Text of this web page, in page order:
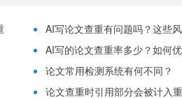
AI写论文查重有问题吗？这些
AI写的论文查重率多少？如何
论文常用检测系统有何不同？
论文查重时引用部分会被计入